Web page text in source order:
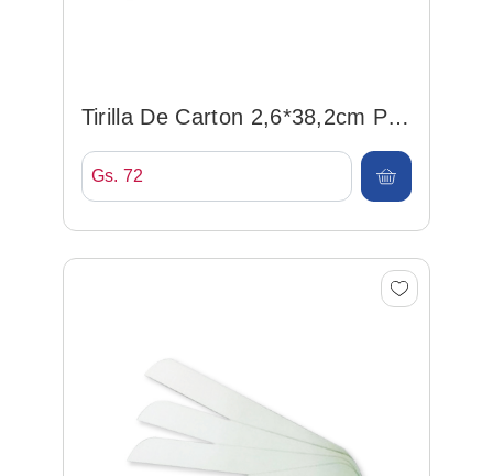
Tirilla De Carton 2,6*38,2cm P/
Camisa
Gs. 72